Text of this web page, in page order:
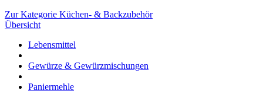
Zur Kategorie Küchen- & Backzubehör
Übersicht
Lebensmittel
Gewürze & Gewürzmischungen
Paniermehle